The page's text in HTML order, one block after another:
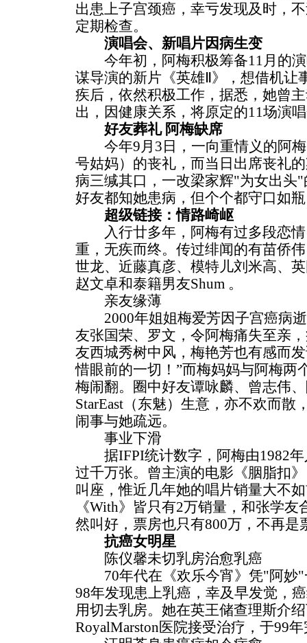
出患上子宫颈癌，幸亏发现及时，
定期检查。
演唱会、新唱片因病生变
今年初，阿梅积极筹备11月的演
谋导演的新片《英雄Ⅱ》，想借机让
疾后，依然积极工作，据悉，她曾
出，因健康关系，将原定的11场演
好友葬礼 阿梅缺席
今年9月3日，一向重情义的阿梅
号姑妈）的丧礼，而当日出席丧礼
病三缄其口，一改梁家辉"为女出头
好友都知她患病，但个个都守口如
超级链接：情路崎岖
入行廿多年，阿梅有过多段恋情
重，无疾而终。传过绯闻的有苗侨
世龙、近藤真彦、模特儿刘米高、
赵文卓和泰籍男友Shum 。
亲友缘薄
2000年姐姐梅爱芳因子宫癌病逝
友张国荣、罗文，令阿梅痛失至亲
友西城秀树中风，梅艳芳也有感而
惜眼前的一切！”而梅妈妈与阿梅两
梅闹翻。圈中好友谭咏麟、曾志伟
StarEast（东魅）生意，亦不欢而散
闹事与她疏远。
事业下滑
据IFPI统计数字，阿梅由1982年
过千万张。曾主演的电影《胭脂扣
叫座，惟近几年她的唱片销量大不
《With》皆只有2万销量，和张学
然叫好，票房也只有800万，不再是
抗癌女明星
陈仪馨未切乳房治愈乳癌
70年代在《欢乐今宵》凭"阿妙"
98年发现患上乳癌，幸及早发觉，
用切去乳房。她在英王储查理斯介
RoyalMarston医院接受治疗，于99